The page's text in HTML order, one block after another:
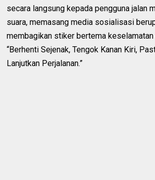
secara langsung kepada pengguna jalan
suara, memasang media sosialisasi
membagikan stiker bertema
“Berhenti Sejenak, Tengok Kanan Kiri,
Lanjutkan Perjalanan.”